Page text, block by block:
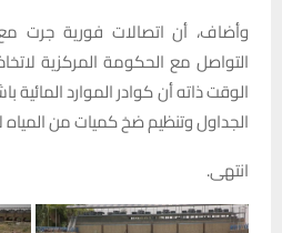
وأضاف، أن اتصالات فورية
التواصل مع الحكومة المركزية
الوقت ذاته أن كوادر الموارد
الجداول وتنظيم ضخ كميات من المياه
انتهى.